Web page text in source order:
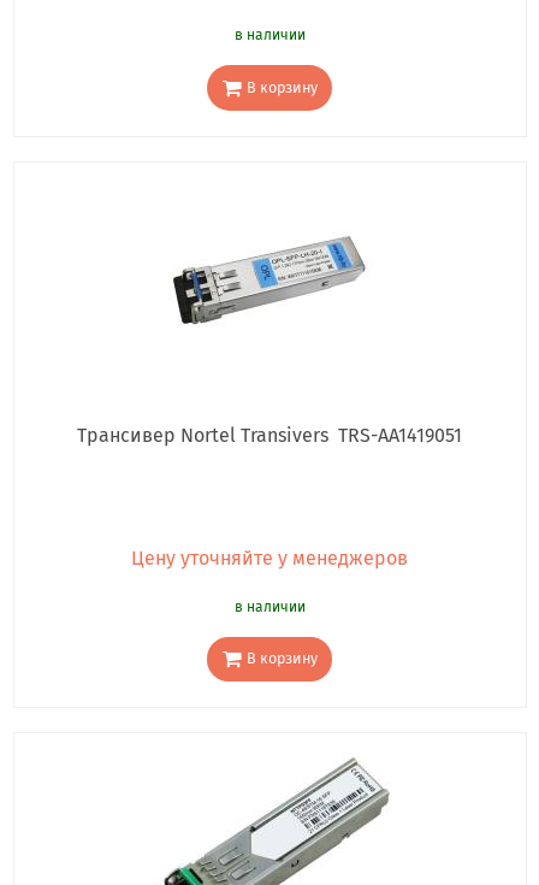
в наличии
В корзину
Трансивер Nortel Transivers TRS-AA1419051
Цену уточняйте у менеджеров
в наличии
В корзину